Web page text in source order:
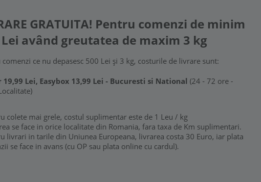
GRATUITA! Pentru comenzi de minim
Lei având greutatea de maxim 3 kg
comenzi ce nu depasesc 500 Lei și 3 kg, costurile de livrare sunt:
19,99 Lei, Easybox 13,99 Lei - Bucuresti si National (24 - 72 ore -
colete mai grele, costul suplimentar este de 1 Leu / kg
se face in orice localitate din Romania, fara taxa de Km suplimentari.
livrari in tarile din Uniunea Europeana, livrarea costa 30 Euro, iar plata
se face in avans (cu OP sau plata online cu cardul).